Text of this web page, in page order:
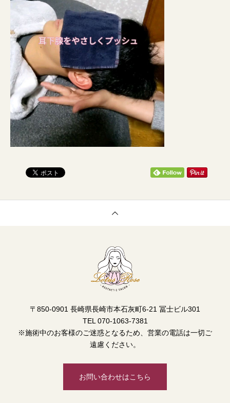
〒850-0901 長崎県長崎市本石灰町6-21 冨士ビル301
TEL 070-1063-7381
※施術中のお客様のご迷惑となるため、営業の電話は一切ご
遠慮ください。
お問い合わせはこちら